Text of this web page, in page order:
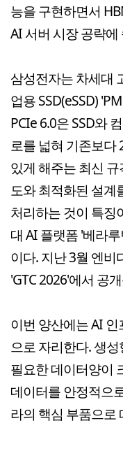
능을 구현하면서
AI 서버 시장 공략
삼성전자는 차세대
업용 SSD(eSSD)
PCIe 6.0은 SSD와
로를 넓혀 기존보다
있게 해주는 최신
도와 최적화된 설계
처리하는 것이 특징
대 AI 플랫폼 '베라
이다. 지난 3월 엔
'GTC 2026'에서 공
이번 양산에는 AI
으로 자리한다. 생
필요한 데이터양이
데이터를 안정적으
라의 핵심 부품으로